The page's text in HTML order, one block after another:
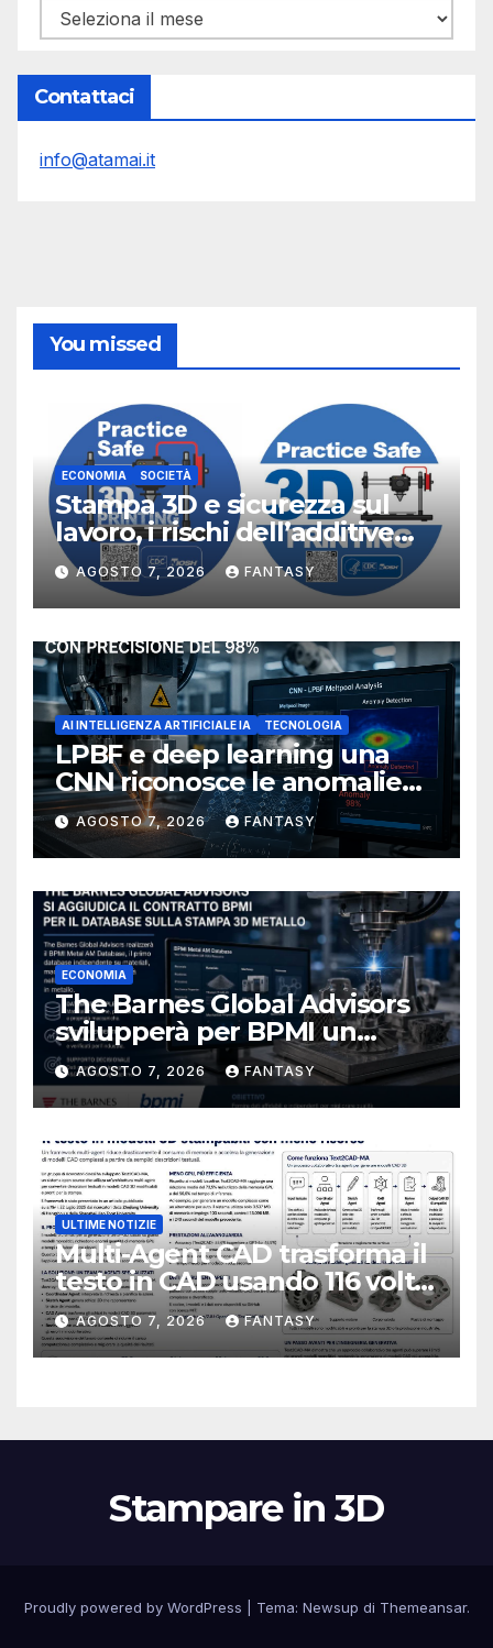
Archivi
Contattaci
info@atamai.it
You missed
ECONOMIA SOCIETÀ
Stampa 3D e sicurezza sul
lavoro, i rischi dell’additive
manufacturing secondo
NIOSH
AGOSTO 7, 2026 FANTASY
AI INTELLIGENZA ARTIFICIALE IA TECNOLOGIA
LPBF e deep learning una
CNN riconosce le anomalie
del bagno di fusione
AGOSTO 7, 2026 FANTASY
ECONOMIA
The Barnes Global Advisors
svilupperà per BPMI un
database per la stampa 3D
metallica destinata alla filiera
navale statunitense
AGOSTO 7, 2026 FANTASY
ULTIME NOTIZIE
Multi-Agent CAD trasforma il
testo in CAD usando 116 volte
meno token
AGOSTO 7, 2026 FANTASY
Stampare in 3D
Proudly powered by WordPress Tema: Newsup di Themeansar.